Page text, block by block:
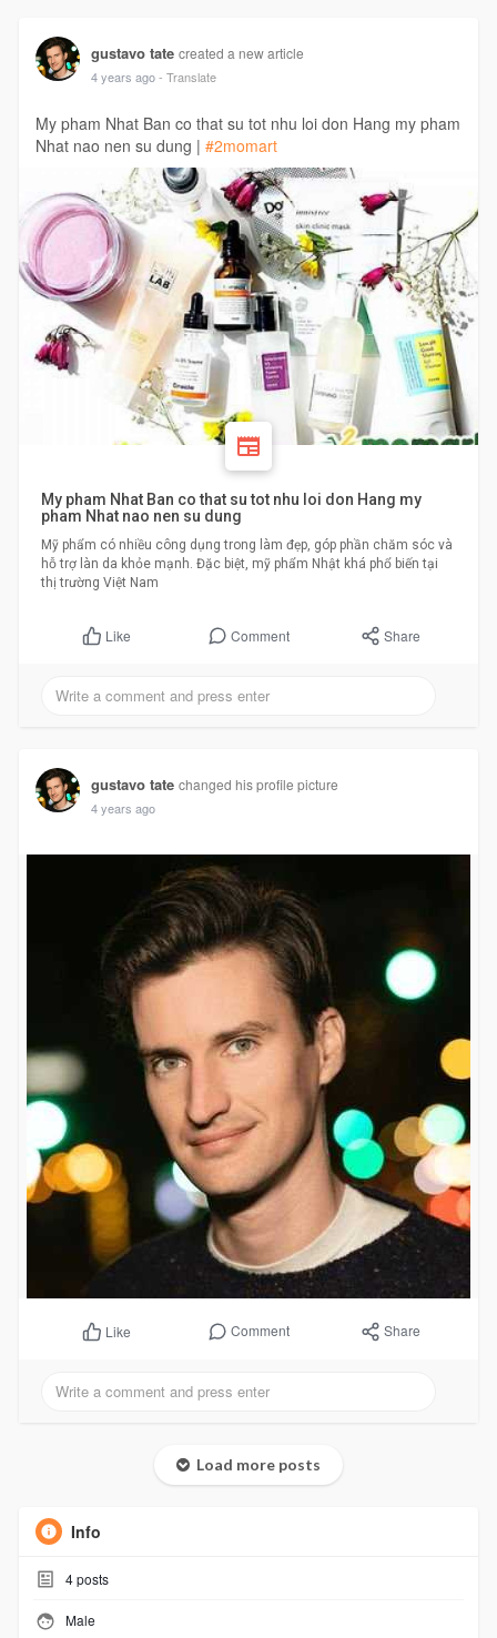
gustavo tate created a new article
4 years ago - Translate
My pham Nhat Ban co that su tot nhu loi don Hang my pham
Nhat nao nen su dung | #2momart
My pham Nhat Ban co that su tot nhu loi don Hang my
pham Nhat nao nen su dung
Mỹ phẩm có nhiều công dụng trong làm đẹp, góp phần chăm sóc và
hỗ trợ làn da khỏe mạnh. Đặc biệt, mỹ phẩm Nhật khá phổ biến tại
thị trường Việt Nam
Like Comment Share
gustavo tate changed his profile picture
4 years ago
Like Comment Share
Load more posts
Info
4posts
Male